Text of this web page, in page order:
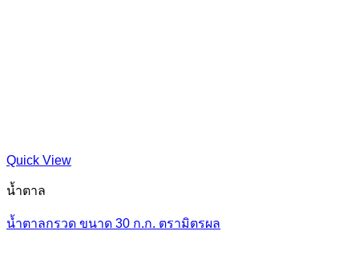
Quick View
น้ำตาล
น้ำตาลกรวด ขนาด 30 ก.ก. ตรามิตรผล